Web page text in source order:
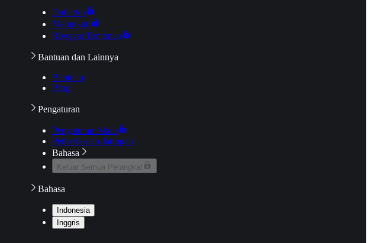
Daftarku
Mengikuti
Riwayat Tontonan
Bantuan dan Lainnya
Bantuan
Blog
Pengaturan
Pengaturan Akun
Pemeriksaan Jaringan
Bahasa
Keluar Semua Perangkat
Bahasa
Indonesia
Inggris